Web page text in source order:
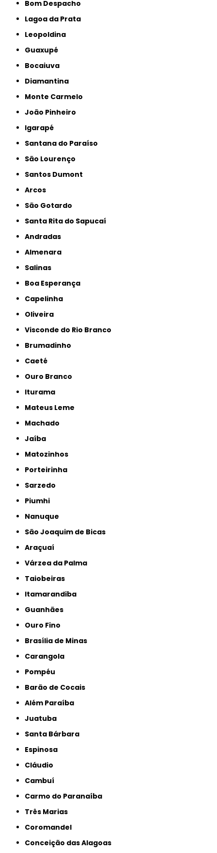
Bom Despacho
Lagoa da Prata
Leopoldina
Guaxupé
Bocaiuva
Diamantina
Monte Carmelo
João Pinheiro
Igarapé
Santana do Paraíso
São Lourenço
Santos Dumont
Arcos
São Gotardo
Santa Rita do Sapucaí
Andradas
Almenara
Salinas
Boa Esperança
Capelinha
Oliveira
Visconde do Rio Branco
Brumadinho
Caeté
Ouro Branco
Iturama
Mateus Leme
Machado
Jaíba
Matozinhos
Porteirinha
Sarzedo
Piumhi
Nanuque
São Joaquim de Bicas
Araçuaí
Várzea da Palma
Taiobeiras
Itamarandiba
Guanhães
Ouro Fino
Brasília de Minas
Carangola
Pompéu
Barão de Cocais
Além Paraíba
Juatuba
Santa Bárbara
Espinosa
Cláudio
Cambuí
Carmo do Paranaíba
Três Marias
Coromandel
Conceição das Alagoas